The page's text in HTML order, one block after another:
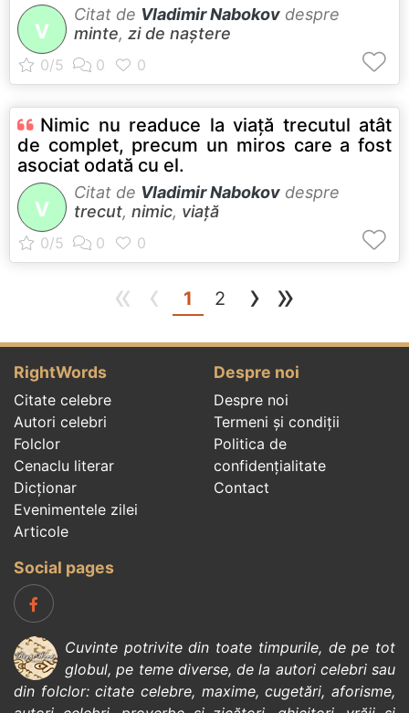
V
Citat de Vladimir Nabokov despre
minte, zi de naștere
Nimic nu readuce la viaţă trecutul atât
de complet, precum un miros care a fost
asociat odată cu el.
V
Citat de Vladimir Nabokov despre
trecut, nimic, viață
« ‹ 1 (current)
2 › »
RightWords
Citate celebre
Autori celebri
Folclor
Cenaclu literar
Dicționar
Evenimentele zilei
Articole
Despre noi
Despre noi
Termeni și condiții
Politica de
confidenţialitate
Contact
Social pages
Cuvinte potrivite din toate timpurile, de pe tot
globul, pe teme diverse, de la autori celebrisau
din folclor:citate celebre, maxime,cugetări,aforisme,